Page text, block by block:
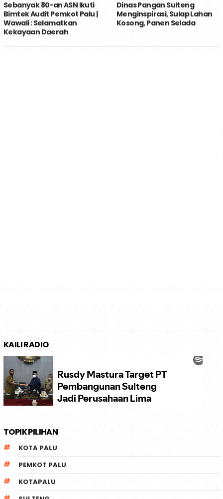
Sebanyak 80-an ASN Ikuti
Bimtek Audit Pemkot Palu |
Wawali : Selamatkan
Kekayaan Daerah
Dinas Pangan Sulteng
Menginspirasi, Sulap Lahan
Kosong, Panen Selada
KAILI RADIO
TOPIK PILIHAN
KOTA PALU
PEMKOT PALU
KOTAPALU